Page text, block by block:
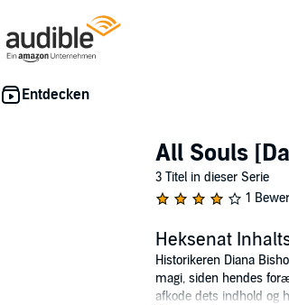
All Souls
3 Titel in dieser Serie
1
Heksenat
Historikeren Diana
magi, siden hendes
afkode dets indhold og